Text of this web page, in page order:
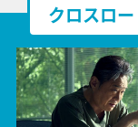
クロスロ